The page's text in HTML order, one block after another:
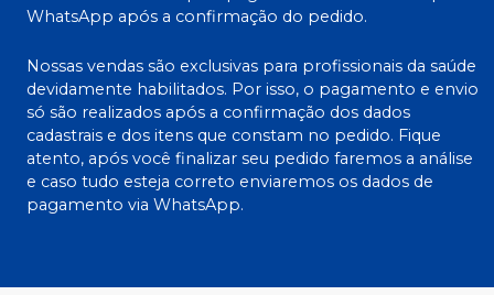
WhatsApp após a confirmação do pedido.
Nossas vendas são exclusivas para profissionais da saúde
devidamente habilitados. Por isso, o pagamento e envio
só são realizados após a confirmação dos dados
cadastrais e dos itens que constam no pedido. Fique
atento, após você finalizar seu pedido faremos a análise
e caso tudo esteja correto enviaremos os dados de
pagamento via WhatsApp.